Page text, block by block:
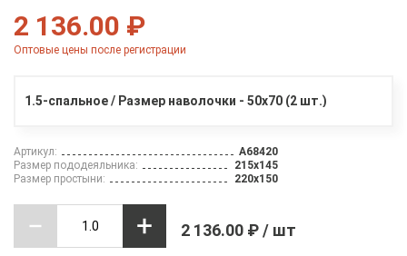
2 136.00 ₽
Оптовые цены после регистрации
1.5-спальное / Размер наволочки - 50х70 (2 шт.)
Артикул:
A68420
Размер пододеяльника:
215х145
Размер простыни:
220х150
2 136.00 ₽ / шт